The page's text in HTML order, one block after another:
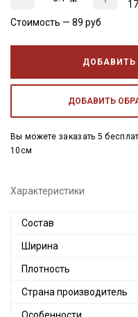
Стоимость — 89 руб
ДОБАВИТЬ
ДОБАВИТЬ
Вы можете заказать 5
10см
Характеристики
Состав
Ширина
Плотность
Страна производитель